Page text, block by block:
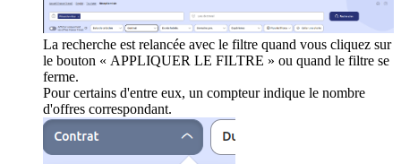
La recherche est relancée avec le filtre quand vous cliquez sur
le bouton « APPLIQUER LE FILTRE » ou quand le filtre se
ferme.
Pour certains d'entre eux, un compteur indique le nombre
d'offres correspondant.